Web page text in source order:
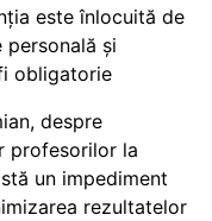
este înlocuită de
și
obligatorie
despre
profesorilor la
un impediment
rezultatelor